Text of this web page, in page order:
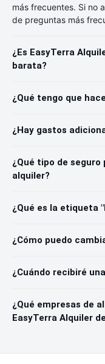
más frecuentes. Si no
de preguntas más
¿Es EasyTerra
barata?
¿Qué tengo que
¿Hay gastos
¿Qué tipo de
alquiler?
¿Qué es la etiqueta
¿Cómo puedo
¿Cuándo recibiré
¿Qué empresas de
EasyTerra Alquiler